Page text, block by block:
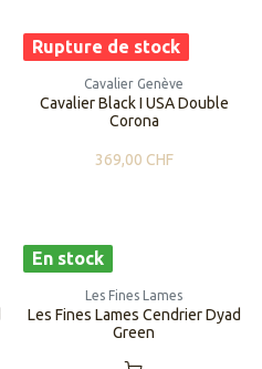
Rupture de stock
Cavalier Genève
Cavalier Black I USA Double
Corona
369,00 CHF
En stock
Les Fines Lames
Les Fines Lames Cendrier Dyad
Green